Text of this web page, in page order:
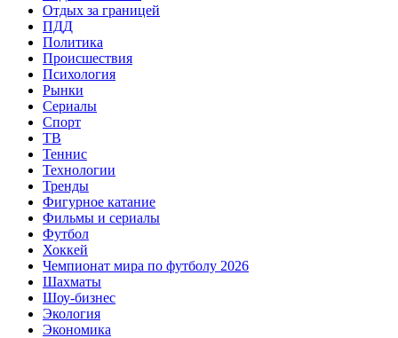
Отдых за границей
ПДД
Политика
Происшествия
Психология
Рынки
Сериалы
Спорт
ТВ
Теннис
Технологии
Тренды
Фигурное катание
Фильмы и сериалы
Футбол
Хоккей
Чемпионат мира по футболу 2026
Шахматы
Шоу-бизнес
Экология
Экономика